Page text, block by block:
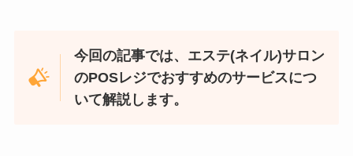
今回の記事では、エステ(ネイル)サロン
のPOSレジでおすすめのサービスにつ
いて解説します。